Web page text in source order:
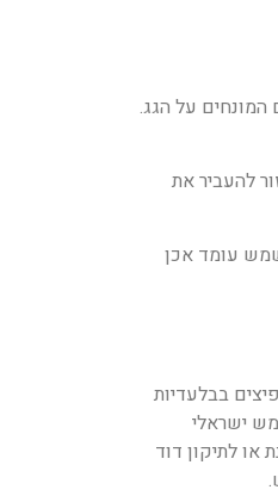
על הגג.
להעביר את
עומד אכן
בבלעדיות
ישראלי
לתיקון דוד